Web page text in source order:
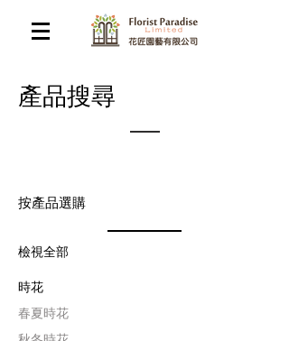
​產品搜尋
按產品選購
檢視全部
時花
​春夏時花